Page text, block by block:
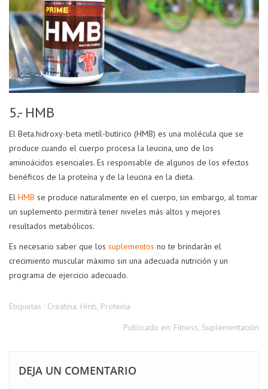
5.- HMB
El Beta.hidroxy-beta metíl-butírico (HMB) es una molécula que se
produce cuando el cuerpo procesa la leucina, uno de los
aminoácidos esenciales. Es responsable de algunos de los efectos
benéficos de la proteína y de la leucina en la dieta.
El HMB se produce naturalmente en el cuerpo, sin embargo, al tomar
un suplemento permitirá tener niveles más altos y mejores
resultados metabólicos.
Es necesario saber que los suplementos no te brindarán el
crecimiento muscular máximo sin una adecuada nutrición y un
programa de ejercicio adecuado.
Etiquetas : Creatina, Hmb, Proteina
Publicado en: Fitness, Suplementación
DEJA UN COMENTARIO